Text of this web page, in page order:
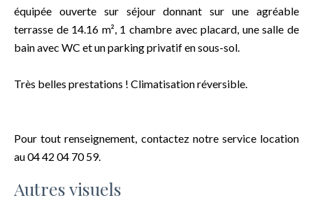
équipée ouverte sur séjour donnant sur une agréable
terrasse de 14.16 m², 1 chambre avec placard, une salle de
bain avec WC et un parking privatif en sous-sol.
Très belles prestations ! Climatisation réversible.
Pour tout renseignement, contactez notre service location
au 04 42 04 70 59.
Autres visuels